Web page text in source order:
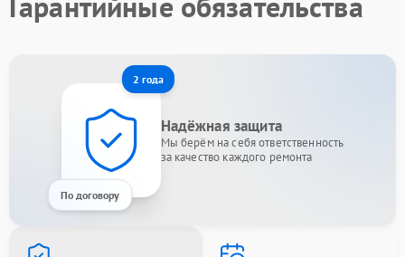
2 года
По договору
Надёжная защита
Мы берём на себя ответственность
за качество каждого ремонта